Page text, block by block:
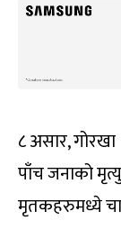
८ असार, गोरखा
पाँच जनाको
मृतकहरुमध्ये